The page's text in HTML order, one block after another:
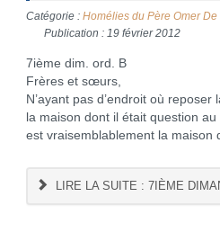
Catégorie : Homélies du Père Omer De
Publication : 19 février 2012
7ième dim. ord. B
Frères et sœurs,
N’ayant pas d’endroit où reposer
la maison dont il était question
est vraisemblablement la maison
LIRE LA SUITE : 7IÈME